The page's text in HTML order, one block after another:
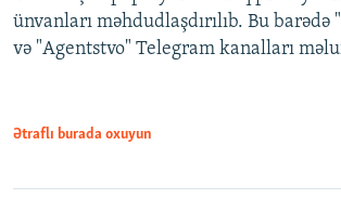
ünvanları məhdudlaşdırılıb. Bu barədə
və "Agentstvo" Telegram kanalları
Ətraflı burada oxuyun